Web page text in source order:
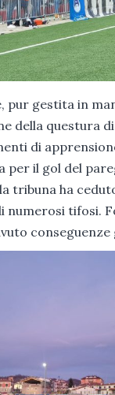
pur gestita in
della questura
di
per il gol del
tribuna ha
numerosi tifosi.
conseguenze